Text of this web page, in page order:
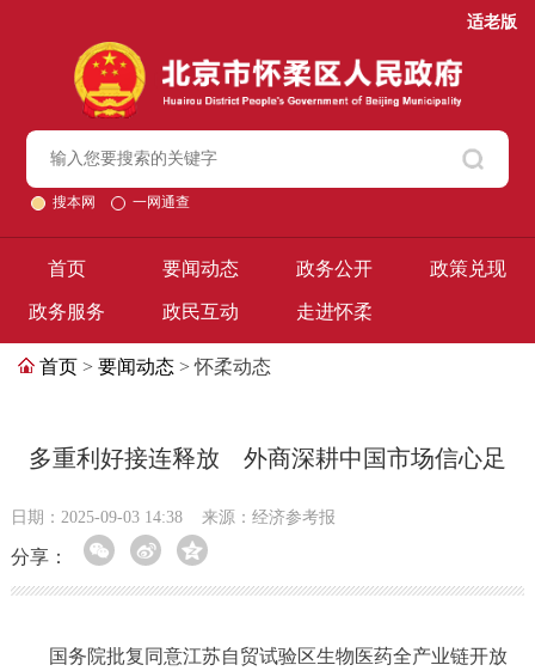
适老版
搜本网 一网通查
首页 要闻动态 政务公开 政策兑现
政务服务 政民互动 走进怀柔
首页 > 要闻动态 > 怀柔动态
多重利好接连释放 外商深耕中国市场信心足
日期：2025-09-03 14:38 来源：经济参考报
分享：
国务院批复同意江苏自贸试验区生物医药全产业链开放